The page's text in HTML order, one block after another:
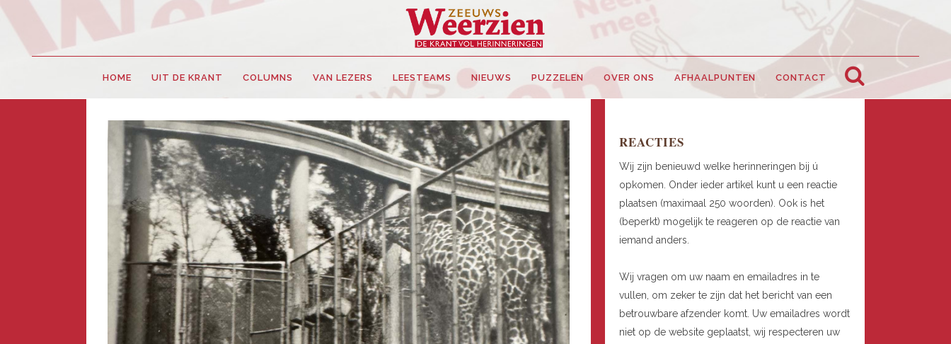
HOME UIT DE KRANT COLUMNS VAN LEZERS LEESTEAMS NIEUWS PUZZELEN OVER ONS AFHAALPUNTEN CONTACT
REACTIES
Wij zijn benieuwd welke herinneringen bij ú
opkomen. Onder ieder artikel kunt u een reactie
plaatsen (maximaal 250 woorden). Ook is het
(beperkt) mogelijk te reageren op de reactie van
iemand anders.
Wij vragen om uw naam en emailadres in te
vullen, om zeker te zijn dat het bericht van een
betrouwbare afzender komt. Uw emailadres wordt
niet op de website geplaatst, wij respecteren uw